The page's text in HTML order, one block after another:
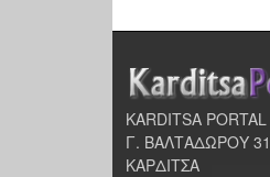
KARDITSA
Γ. ΒΑΛΤΑΔΩΡΟΥ
ΚΑΡΔΙΤΣΑ